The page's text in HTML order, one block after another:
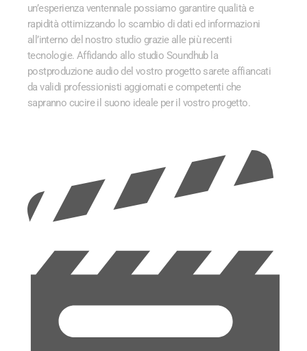
un’esperienza ventennale possiamo garantire qualità e
rapidità ottimizzando lo scambio di dati ed informazioni
all’interno del nostro studio grazie alle più recenti
tecnologie. Affidando allo studio Soundhub la
postproduzione audio del vostro progetto sarete affiancati
da validi professionisti aggiornati e competenti che
sapranno cucire il suono ideale per il vostro progetto.